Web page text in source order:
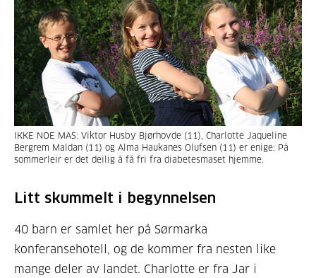
IKKE NOE MAS: Viktor Husby Bjørhovde (11), Charlotte Jaqueline
Bergrem Maldan (11) og Alma Haukanes Olufsen (11) er enige: På
sommerleir er det deilig å få fri fra diabetesmaset hjemme.
Litt skummelt i begynnelsen
40 barn er samlet her på Sørmarka
konferansehotell, og de kommer fra nesten like
mange deler av landet. Charlotte er fra Jar i